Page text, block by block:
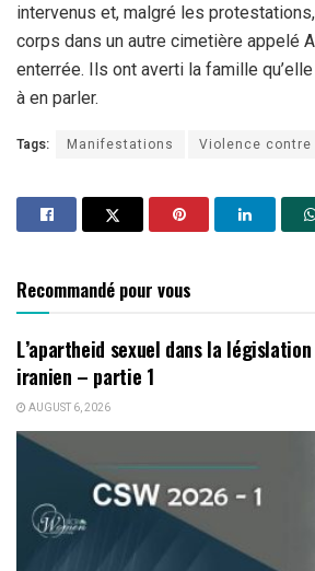
intervenus et, malgré les
corps dans un autre cimetière appelé
enterrée. Ils ont averti la famille
à en parler.
Tags: Manifestations Violence
Recommandé pour vous
L’apartheid sexuel dans la
iranien – partie 1
AUGUST 6, 2026